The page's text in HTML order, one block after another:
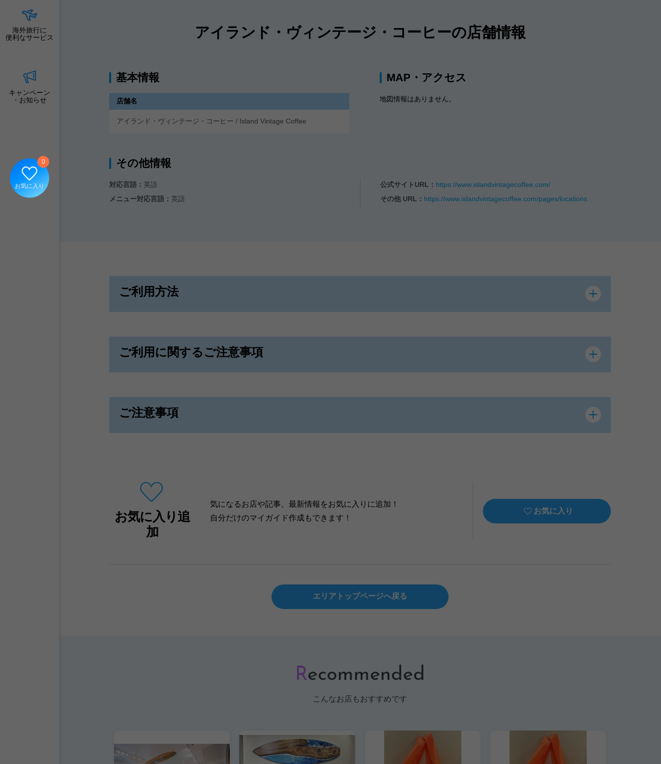
海外旅行に
便利なサービス
キャンペーン
・お知らせ
お気に入り
0
アイランド・ヴィンテージ・コーヒーの店舗情報
基本情報
店舗名
アイランド・ヴィンテージ・コーヒー / Island Vintage Coffee
MAP・アクセス
地図情報はありません。
その他情報
対応言語： 英語
メニュー対応言語： 英語
公式サイトURL： https://www.islandvintagecoffee.com/
その他 URL： https://www.islandvintagecoffee.com/pages/locations
ご利用方法
ご利用に関するご注意事項
ご注意事項
お気に入り追
加
気になるお店や記事、最新情報をお気に入りに追加！
自分だけのマイガイド作成もできます！
お気に入り
エリアトップページへ戻る
Recommended
こんなお店もおすすめです